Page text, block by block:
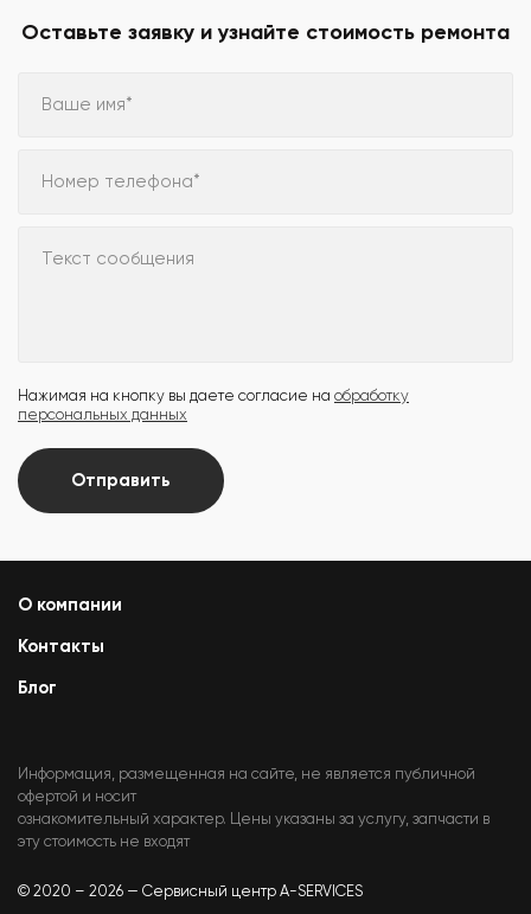
Оставьте заявку и узнайте стоимость ремонта
Ваше имя*
Номер телефона*
Текст сообщения
Нажимая на кнопку вы даете согласие на обработку
персональных данных
Отправить
О компании
Контакты
Блог
Информация, размещенная на сайте, не является публичной
офертой и носит
ознакомительный характер. Цены указаны за услугу, запчасти в
эту стоимость не входят
© 2020 – 2026 — Сервисный центр A-SERVICES